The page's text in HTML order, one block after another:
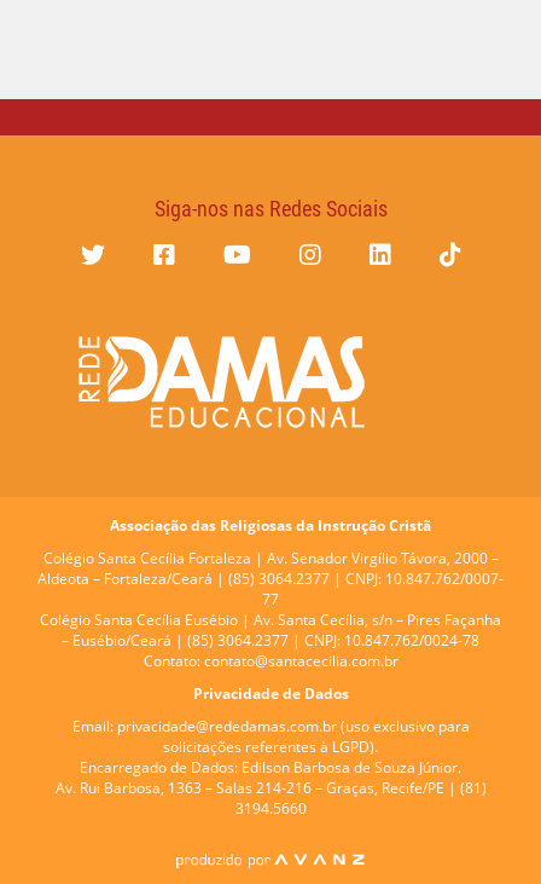
Siga-nos nas Redes Sociais
Associação das Religiosas da Instrução Cristã
Colégio Santa Cecília Fortaleza | Av. Senador Virgílio Távora, 2000 –
Aldeota – Fortaleza/Ceará | (85) 3064.2377 | CNPJ: 10.847.762/0007-
77
Colégio Santa Cecília Eusébio | Av. Santa Cecília, s/n – Pires Façanha
– Eusébio/Ceará | (85) 3064.2377 | CNPJ: 10.847.762/0024-78
Contato: contato@santacecilia.com.br
Privacidade de Dados
Email: privacidade@rededamas.com.br(uso exclusivo para
solicitações referentes à LGPD).
Encarregado de Dados: Edilson Barbosa de Souza Júnior.
Av. Rui Barbosa, 1363 – Salas 214-216 – Graças, Recife/PE | (81)
3194.5660